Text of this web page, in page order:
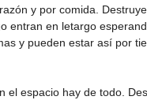
y por comida.
entran en letargo
y pueden estar así por
el espacio hay de todo.